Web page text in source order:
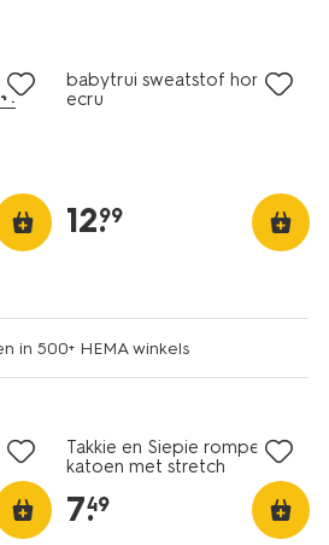
+1
babytrui sweatstof hond
ecru
12.
99
HEMA winkels
Takkie en Siepie romper
katoen met stretch
7.
49